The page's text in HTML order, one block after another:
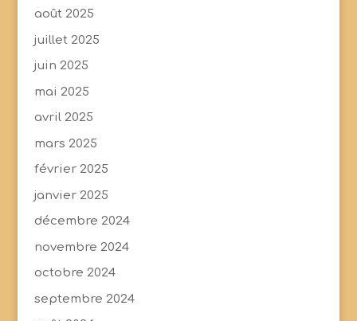
août 2025
juillet 2025
juin 2025
mai 2025
avril 2025
mars 2025
février 2025
janvier 2025
décembre 2024
novembre 2024
octobre 2024
septembre 2024